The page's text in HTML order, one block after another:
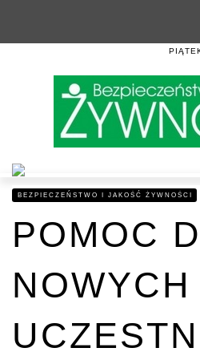
BEZPIECZEŃSTWO I JAKOŚĆ ŻYWNOŚCI
POMOC
NOWYCH